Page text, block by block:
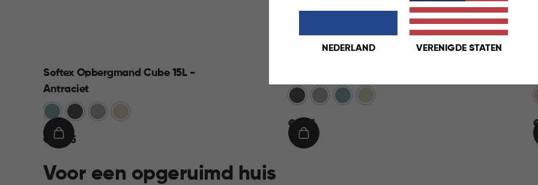
NEDERLAND VERENIGDE STATEN
Softex Opbergmand Cube 15L -
Antraciet
BlauwAntraciet
TaupeBeige
€€ 10,95
IN
Antraciet
TaupeBlauwBeige
€
9,95
€ 9,95
IN
€
Voor een opgeruimd huis